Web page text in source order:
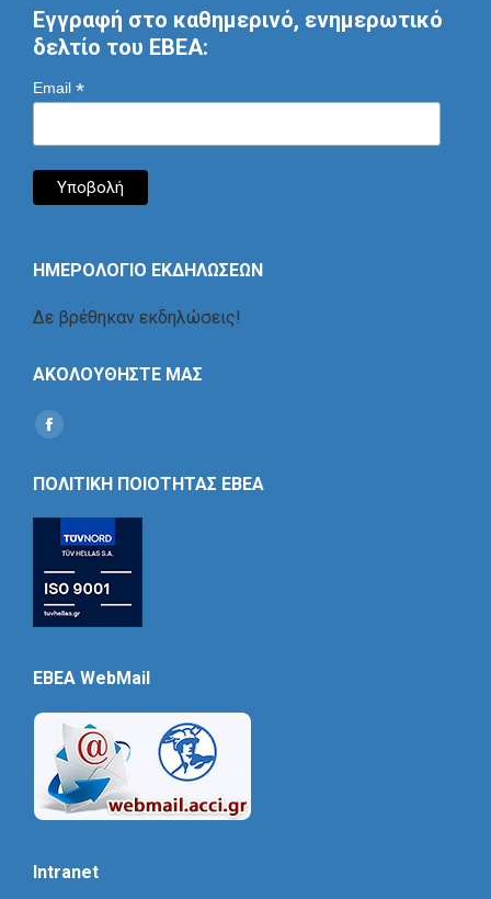
Εγγραφή στο καθημερινό, ενημερωτικό
δελτίο του ΕΒΕΑ:
Email *
ΗΜΕΡΟΛΟΓΙΟ ΕΚΔΗΛΩΣΕΩΝ
Δε βρέθηκαν εκδηλώσεις!
ΑΚΟΛΟΥΘΗΣΤΕ ΜΑΣ
Find us on:
Social
ΠΟΛΙΤΙΚΗ ΠΟΙΟΤΗΤΑΣ ΕΒΕΑ
EBEA WebMail
Intranet